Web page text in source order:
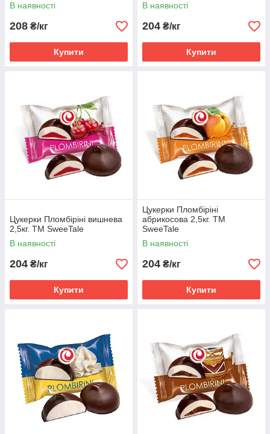
В наявності
208 ₴/кг
Купити
В наявності
204 ₴/кг
Купити
Цукерки Пломбіріні вишнева
2,5кг. ТМ SweeTale
В наявності
204 ₴/кг
Купити
Цукерки Пломбіріні
абрикосова 2,5кг. ТМ
SweeTale
В наявності
204 ₴/кг
Купити